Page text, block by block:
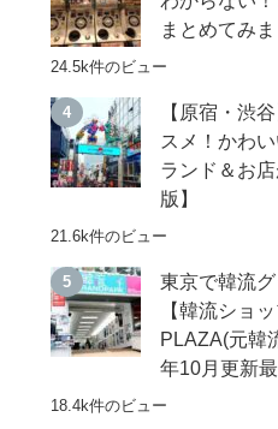
まとめてみま
24.5k件のビュー
【原宿・渋
スメ！かわ
ランド＆お
版】
21.6k件のビュー
東京で韓流
【韓流ショ
PLAZA(元韓
年10月更新
18.4k件のビュー